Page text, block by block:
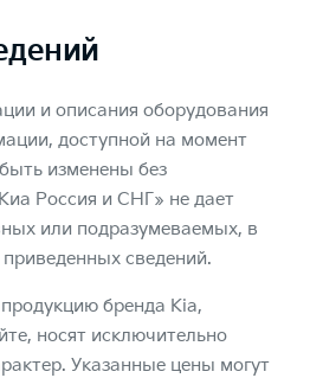
и описания оборудования
доступной на момент
изменены без
Россия и СНГ» не дает
или подразумеваемых, в
сведений.
бренда Kia,
носят исключительно
Указанные цены могут